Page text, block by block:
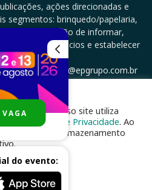
ações direcionadas e
segmentos: brinquedo/papelaria,
com a missão de informar,
de negócios e estabelecer
- atendimento@epgrupo.com.br
NOS
nosso site utiliza
Política de Privacidade. Ao
com o armazenamento
do evento: